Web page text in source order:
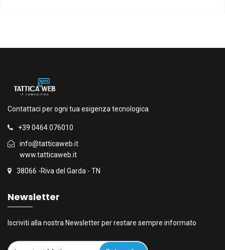
Contattaci per ogni tua esigenza tecnologica
+39 0464 076010
info@tatticaweb.it
www.tatticaweb.it
38066 -Riva del Garda - TN
Newsletter
Iscriviti alla nostra Newsletter per restare sempre informato